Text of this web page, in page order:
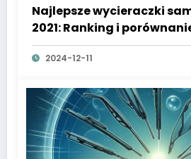
Najlepsze wycieraczki
2021: Ranking i
2024-12-11